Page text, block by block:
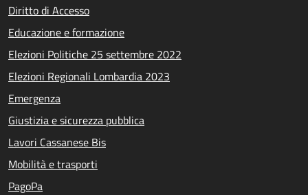
Diritto di Accesso
Educazione e formazione
Elezioni Politiche 25 settembre 2022
Elezioni Regionali Lombardia 2023
Emergenza
Giustizia e sicurezza pubblica
Lavori Cassanese Bis
Mobilità e trasporti
PagoPa